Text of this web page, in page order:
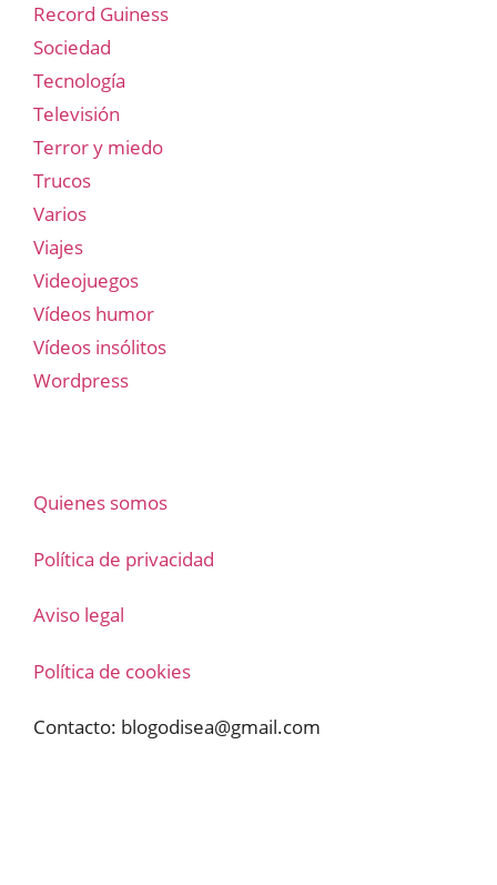
Record Guiness
Sociedad
Tecnología
Televisión
Terror y miedo
Trucos
Varios
Viajes
Videojuegos
Vídeos humor
Vídeos insólitos
Wordpress
Quienes somos
Política de privacidad
Aviso legal
Política de cookies
Contacto: blogodisea@gmail.com